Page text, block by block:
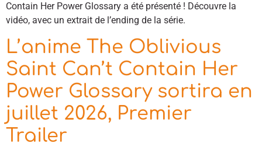
Contain Her Power Glossary a été présenté ! Découvre la
vidéo, avec un extrait de l’ending de la série.
L’anime The Oblivious
Saint Can’t Contain Her
Power Glossary sortira en
juillet 2026, Premier
Trailer